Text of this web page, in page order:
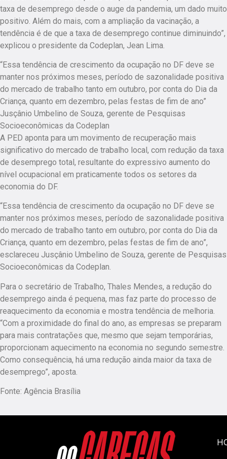
taxa de desemprego desde o auge da pandemia, um dado muito
positivo. Além do mais, com a ampliação da vacinação, a
tendência é de que a taxa de desemprego continue diminuindo”,
explicou o presidente da Codeplan, Jean Lima.
“Essa tendência de crescimento da ocupação no DF deve se
manter nos próximos meses, período de sazonalidade positiva
do mercado de trabalho tanto em outubro, por conta do Dia da
Criança, quanto em dezembro, pelas festas de fim de ano”
Jusçânio Umbelino de Souza, gerente de Pesquisas
Socioeconômicas da Codeplan
A PED aponta para um movimento de recuperação mais
significativo do mercado de trabalho local, com redução da taxa
de desemprego total, resultante do expressivo aumento do
nível ocupacional em praticamente todos os setores da
economia do DF.
“Essa tendência de crescimento da ocupação no DF deve se
manter nos próximos meses, período de sazonalidade positiva
do mercado de trabalho tanto em outubro, por conta do Dia da
Criança, quanto em dezembro, pelas festas de fim de ano”,
esclareceu Jusçânio Umbelino de Souza, gerente de Pesquisas
Socioeconômicas da Codeplan.
Para o secretário de Trabalho, Thales Mendes, a redução do
desemprego ainda é pequena, mas faz parte do processo de
reaquecimento da economia e mostra tendência de melhoria.
“Com a proximidade do final do ano, as empresas se preparam
para mais contratações que, mesmo que sejam temporárias,
proporcionam aquecimento na economia no segundo semestre.
Como consequência, há uma redução ainda maior da taxa de
desemprego”, aposta.
Fonte: Agência Brasília